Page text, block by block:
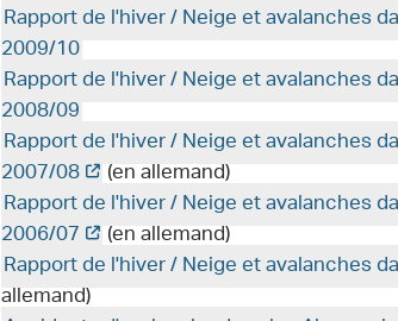
Rapport de l'hiver / Neige et avalanches
2009/10
Rapport de l'hiver / Neige et avalanches
2008/09
Rapport de l'hiver / Neige et avalanches
2007/08 (en allemand)
Rapport de l'hiver / Neige et avalanches
2006/07 (en allemand)
Rapport de l'hiver / Neige et avalanches
allemand)